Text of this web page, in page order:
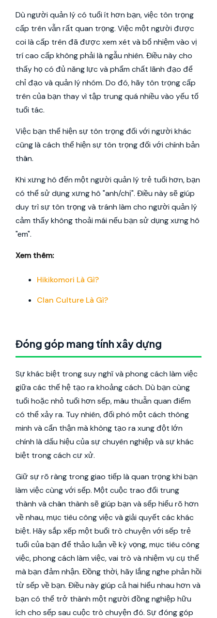
Dù người quản lý có tuổi ít hơn bạn, việc tôn trọng
cấp trên vẫn rất quan trọng. Việc một người được
coi là cấp trên đã được xem xét và bổ nhiệm vào vị
trí cao cấp không phải là ngẫu nhiên. Điều này cho
thấy họ có đủ năng lực và phẩm chất lãnh đạo để
chỉ đạo và quản lý nhóm. Do đó, hãy tôn trọng cấp
trên của bạn thay vì tập trung quá nhiều vào yếu tố
tuổi tác.
Việc bạn thể hiện sự tôn trọng đối với người khác
cũng là cách thể hiện sự tôn trọng đối với chính bản
thân.
Khi xưng hô đến một người quản lý trẻ tuổi hơn, bạn
có thể sử dụng xưng hô "anh/chị". Điều này sẽ giúp
duy trì sự tôn trọng và tránh làm cho người quản lý
cảm thấy không thoải mái nếu bạn sử dụng xưng hô
"em".
Xem thêm:
Hikikomori Là Gì?
Clan Culture Là Gì?
Đóng góp mang tính xây dựng
Sự khác biệt trong suy nghĩ và phong cách làm việc
giữa các thế hệ tạo ra khoảng cách. Dù bạn cùng
tuổi hoặc nhỏ tuổi hơn sếp, mâu thuẫn quan điểm
có thể xảy ra. Tuy nhiên, đối phó một cách thông
minh và cẩn thận mà không tạo ra xung đột lớn
chính là dấu hiệu của sự chuyên nghiệp và sự khác
biệt trong cách cư xử.
Giữ sự rõ ràng trong giao tiếp là quan trọng khi bạn
làm việc cùng với sếp. Một cuộc trao đổi trung
thành và chân thành sẽ giúp bạn và sếp hiểu rõ hơn
về nhau, mục tiêu công việc và giải quyết các khác
biệt. Hãy sắp xếp một buổi trò chuyện với sếp trẻ
tuổi của bạn để thảo luận về kỳ vọng, mục tiêu công
việc, phong cách làm việc, vai trò và nhiệm vụ cụ thể
mà bạn đảm nhận. Đồng thời, hãy lắng nghe phản hồi
từ sếp về bạn. Điều này giúp cả hai hiểu nhau hơn và
bạn có thể trở thành một người đồng nghiệp hữu
ích cho sếp sau cuộc trò chuyện đó. Sự đóng góp